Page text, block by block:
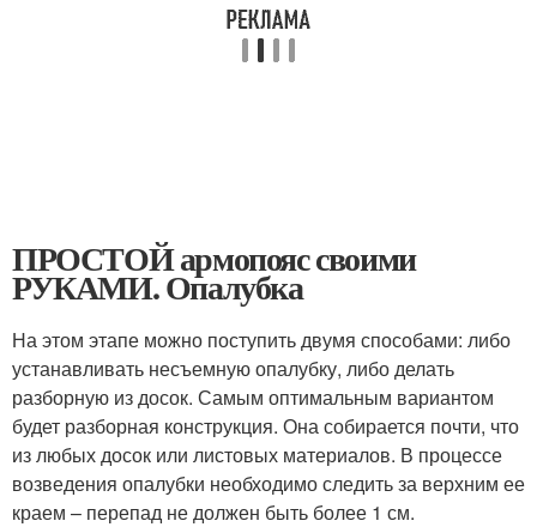
ПРОСТОЙ армопояс своими
РУКАМИ. Опалубка
На этом этапе можно поступить двумя способами: либо
устанавливать несъемную опалубку, либо делать
разборную из досок. Самым оптимальным вариантом
будет разборная конструкция. Она собирается почти, что
из любых досок или листовых материалов. В процессе
возведения опалубки необходимо следить за верхним ее
краем – перепад не должен быть более 1 см.